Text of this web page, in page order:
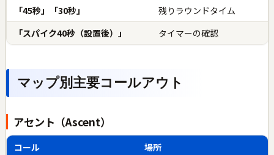
「45秒」「30秒」
残りラウンドタイム
「スパイク40秒（設置後）」
タイマーの確認
マップ別主要コールアウト
アセント（Ascent）
コール
場所